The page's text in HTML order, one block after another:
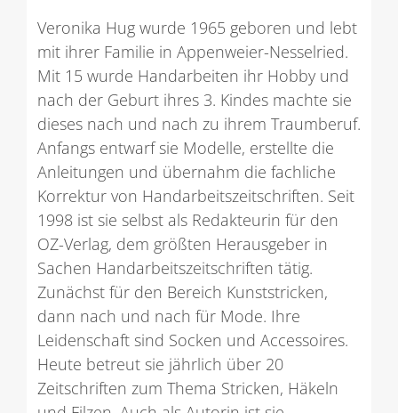
Veronika Hug wurde 1965 geboren und lebt
mit ihrer Familie in Appenweier-Nesselried.
Mit 15 wurde Handarbeiten ihr Hobby und
nach der Geburt ihres 3. Kindes machte sie
dieses nach und nach zu ihrem Traumberuf.
Anfangs entwarf sie Modelle, erstellte die
Anleitungen und übernahm die fachliche
Korrektur von Handarbeitszeitschriften. Seit
1998 ist sie selbst als Redakteurin für den
OZ-Verlag, dem größten Herausgeber in
Sachen Handarbeitszeitschriften tätig.
Zunächst für den Bereich Kunststricken,
dann nach und nach für Mode. Ihre
Leidenschaft sind Socken und Accessoires.
Heute betreut sie jährlich über 20
Zeitschriften zum Thema Stricken, Häkeln